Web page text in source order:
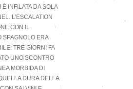
È INFILATA DA SOLA
L’ESCALATION
CON IL
SPAGNOLO ERA
TRE GIORNI FA
UNO SCONTRO
MORBIDA DI
DURA DELLA